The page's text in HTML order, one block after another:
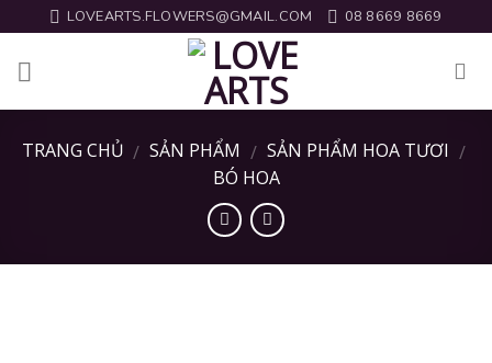
to
content
LOVEARTS.FLOWERS@GMAIL.COM 08 8669 8669
TRANG CHỦ / SẢN PHẨM / SẢN PHẨM HOA TƯƠI /
BÓ HOA